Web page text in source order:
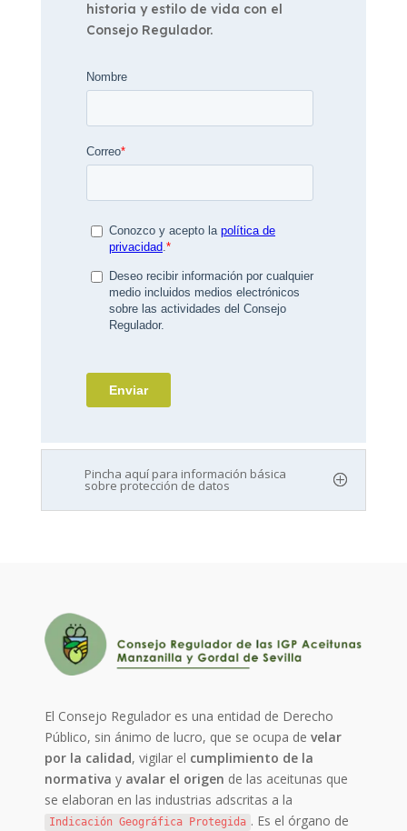
historia y estilo de vida con el
Consejo Regulador.
Pincha aquí para información básica
sobre protección de datos
El Consejo Regulador es una entidad de Derecho
Público, sin ánimo de lucro, que se ocupa develar
por la calidad, vigilar el cumplimiento de la
normativa y avalar el origen de las aceitunas que
se elaboran en las industrias adscritas a la
Indicación Geográfica Protegida . Es el órgano de